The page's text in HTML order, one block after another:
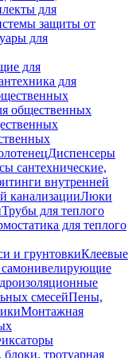
для
защиты от
для
для
для
общественных
Диспенсеры
сантехнические,
внутренней
канализацииЛюки
Трубы для теплого
для теплого
и грунтовкиКлеевые
смесейПены,
Монтажная
тротуарная